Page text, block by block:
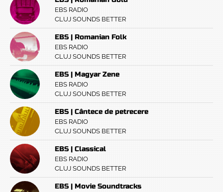
EBS RADIO
CLUJ SOUNDS BETTER
EBS | Romanian Folk
EBS RADIO
CLUJ SOUNDS BETTER
EBS | Magyar Zene
EBS RADIO
CLUJ SOUNDS BETTER
EBS | Cântece de petrecere
EBS RADIO
CLUJ SOUNDS BETTER
EBS | Classical
EBS RADIO
CLUJ SOUNDS BETTER
EBS | Movie Soundtracks